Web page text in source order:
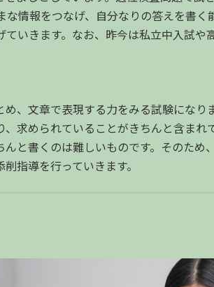
情報をつなげ、自分なりの答えを書く
いきます。なお、昨今は私立中入試や
、文章で表現する力をみる試験になり
求められていることがきちんと含まれ
と書くのは難しいものです。そのため
指導を行っていきます。